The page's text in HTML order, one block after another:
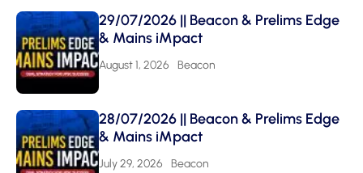
29/07/2026 || Beacon & Prelims Edge
& Mains iMpact
August 1, 2026 Beacon
28/07/2026 || Beacon & Prelims Edge
& Mains iMpact
July 29, 2026 Beacon